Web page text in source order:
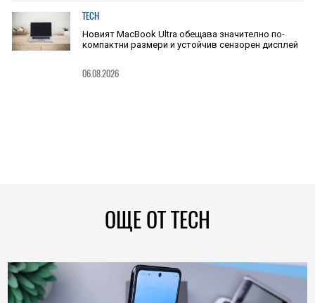
TECH
Новият MacBook Ultra обещава значително по-
компактни размери и устойчив сензорен дисплей
06.08.2026
ОЩЕ ОТ TECH